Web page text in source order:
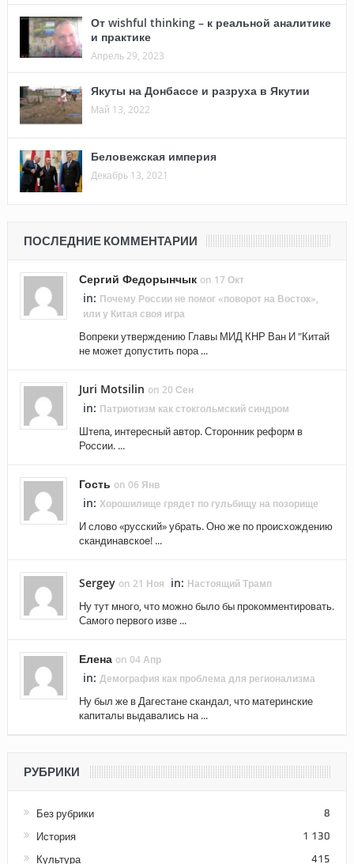
От wishful thinking – к реальной аналитике
и практике
Апрель 29, 2023
Якуты на Донбассе и разруха в Якутии
Май 13, 2022
Беловежская империя
Декабрь 13, 2021
ПОСЛЕДНИЕ КОММЕНТАРИИ
Сергий Федорынчык on 17 Окт
in: Почему России не помог «поворот на Восток»,
или у Китая своя игра
Вопреки утверждению Главы МИД КНР Ван И "Китай
не может допустить пора ...
Juri Motsilin on 20 Сен
in: Патриотизм как стокгольмский синдром
Штепа, интересный автор. Сторонник реформ в
России. ...
Гость on 06 Янв
in: Хорошилище грядет по гульбищу на позорище
И слово «русский» убрать. Оно же по происхождению
скандинавское! ...
Sergey on 21 Ноя in: Настоящий Трамп
Ну тут много, что можно было бы прокомментировать.
Самого первого изве ...
Елена on 04 Апр
in: Демография как проблема для регионализма
Ну был же в Дагестане скандал, что материнские
капиталы выдавались на ...
РУБРИКИ
Без рубрики 8
История 1 130
Культура 415